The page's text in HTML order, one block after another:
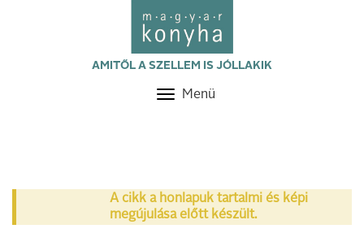
AMITŐL A SZELLEM IS JÓLLAKIK
Toggle
Menü
A cikk a honlapuk tartalmi és képi
megújulása előtt készült.